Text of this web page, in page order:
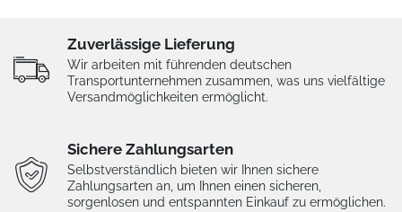
Zuverlässige Lieferung
Wir arbeiten mit führenden deutschen
Transportunternehmen zusammen, was uns vielfältige
Versandmöglichkeiten ermöglicht.
Sichere Zahlungsarten
Selbstverständlich bieten wir Ihnen sichere
Zahlungsarten an, um Ihnen einen sicheren,
sorgenlosen und entspannten Einkauf zu ermöglichen.